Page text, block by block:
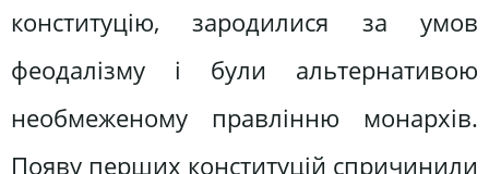
конституцію, зародилися за умов
феодалізму і були альтернативою
необмеженому правлінню монархів.
Появу перших конституцій спричинили